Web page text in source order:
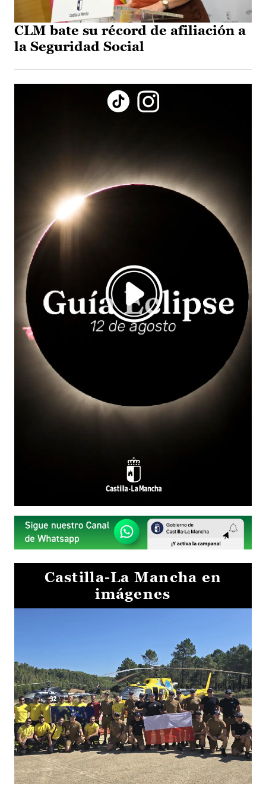
CLM bate su récord de afiliación a
la Seguridad Social
Castilla-La Mancha en
imágenes